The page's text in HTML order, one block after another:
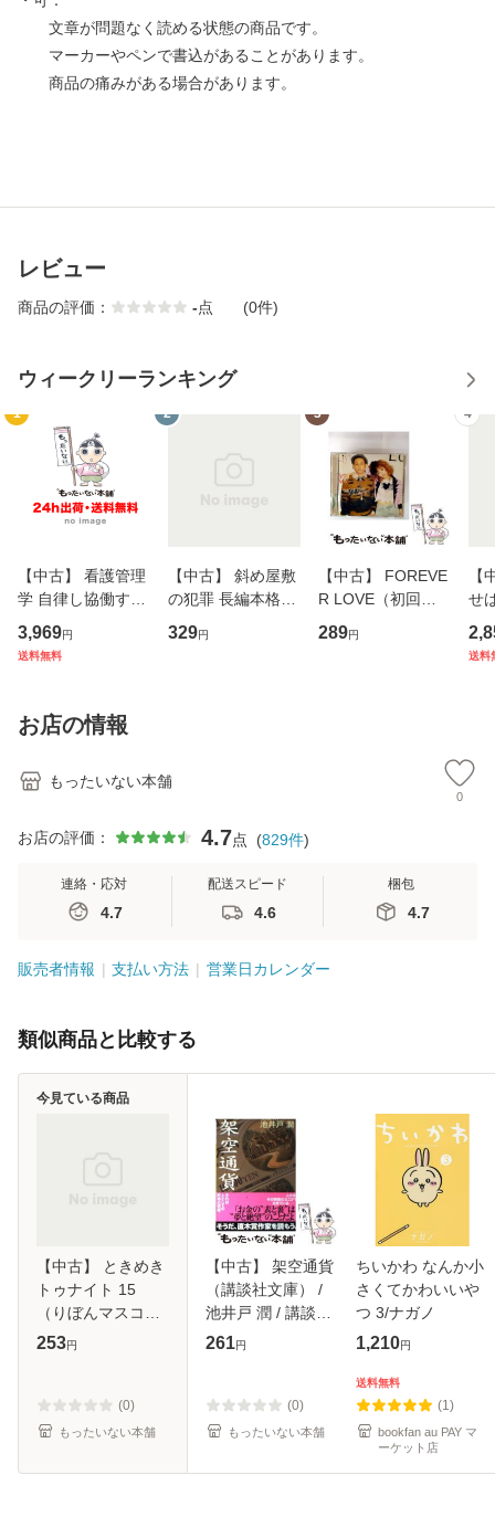
文章が問題なく読める状態の商品です。
マーカーやペンで書込があることがあります。
商品の痛みがある場合があります。
レビュー
商品の評価： -点 (0件)
ウィークリーランキング
1
【中古】 看護管理
学 自律し協働する
専門職の看護マネ
ジメントスキル 改
恵 藤本幸三 / 南江
堂 [単行
3,969円
送料無料
2
【中古】 斜め屋敷
の犯罪 長編本格推
理小説 (光文社文
庫) / 島田荘司 / 光
329円
3
【中古】 FOREVE
R LOVE（初回生
産限定盤） / 清水
翔太×加藤ミリヤ /
289円
4
【
せ
タ
送料
お店の情報
もったいない本舗
0
お店の評価： 4.7点 (829件)
連絡・応対
4.7
配送スピード
4.6
梱包
4.7
販売者情報 支払い方法 営業日カレンダー
類似商品と比較する
【中古】 ときめき
トゥナイト 15
（りぼんマスコッ
トコミックス） /
料無料】
253円
(0)
もったいない本舗
今見ている商品
【中古】 架空通貨
（講談社文庫） /
池井戸 潤 / 講談社
[文庫]【メール便送
261円
(0)
もったいない本舗
ちいかわ なんか小
さくてかわいいや
つ 3/ナガノ
1,210円
送料無料
(1)
bookfan au PAY マ
ーケット店